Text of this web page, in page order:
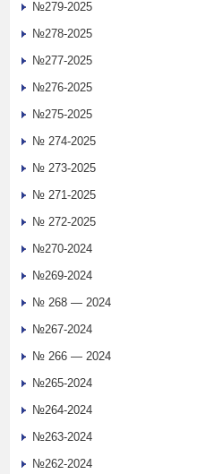
№279-2025
№278-2025
№277-2025
№276-2025
№275-2025
№ 274-2025
№ 273-2025
№ 271-2025
№ 272-2025
№270-2024
№269-2024
№ 268 — 2024
№267-2024
№ 266 — 2024
№265-2024
№264-2024
№263-2024
№262-2024